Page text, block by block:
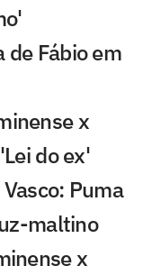
de Fábio em
x
do ex'
Puma
maltino
x